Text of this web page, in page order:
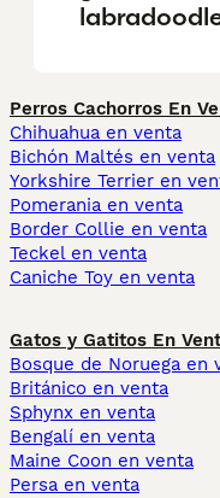
Perros Cachorros En
Chihuahua en venta
Bichón Maltés en venta
Yorkshire Terrier en
Pomerania en venta
Border Collie en venta
Teckel en venta
Caniche Toy en venta
Gatos y Gatitos En
Bosque de Noruega en
Británico en venta
Sphynx en venta
Bengalí en venta
Maine Coon en venta
Persa en venta